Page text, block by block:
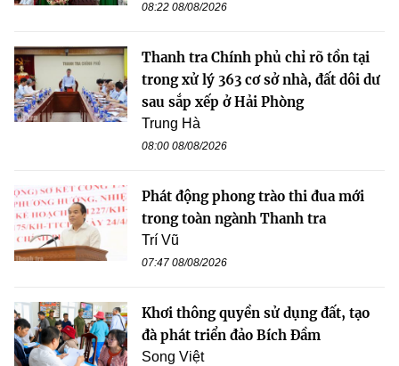
08:22 08/08/2026
Thanh tra Chính phủ chỉ rõ tồn tại
trong xử lý 363 cơ sở nhà, đất dôi dư
sau sắp xếp ở Hải Phòng
Trung Hà
08:00 08/08/2026
Phát động phong trào thi đua mới
trong toàn ngành Thanh tra
Trí Vũ
07:47 08/08/2026
Khơi thông quyền sử dụng đất, tạo
đà phát triển đảo Bích Đầm
Song Việt